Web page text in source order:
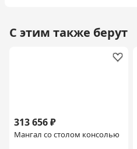
С этим также берут
313 656 ₽
Мангал со столом консолью